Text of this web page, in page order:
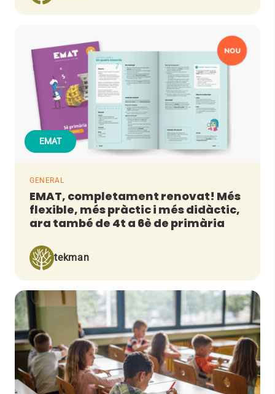
EMAT
GENERAL
EMAT, completament renovat! Més
flexible, més pràctic i més didàctic,
ara també de 4t a 6è de primària
tekman